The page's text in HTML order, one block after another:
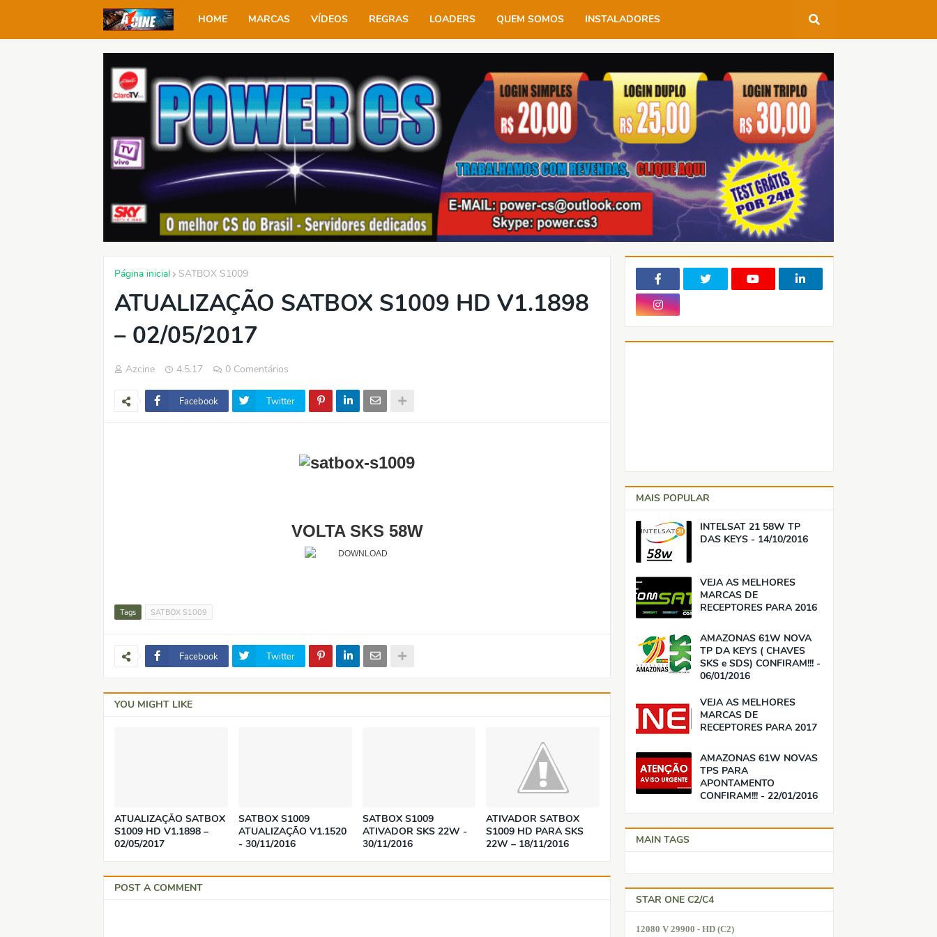
HOME MARCAS VÍDEOS REGRAS LOADERS QUEM SOMOS INSTALADORES
Página inicial SATBOX S1009
ATUALIZAÇÃO SATBOX S1009 HD V1.1898
– 02/05/2017
Azcine 4.5.17 0 Comentários
Facebook Twitter
VOLTA SKS 58W
Tags SATBOX S1009
Facebook Twitter
YOU MIGHT LIKE
ATUALIZAÇÃO SATBOX
S1009 HD V1.1898 –
02/05/2017
SATBOX S1009
ATUALIZAÇÃO V1.1520
- 30/11/2016
SATBOX S1009
ATIVADOR SKS 22W -
30/11/2016
ATIVADOR SATBOX
S1009 HD PARA SKS
22W – 18/11/2016
POST A COMMENT
MAIS POPULAR
INTELSAT 21 58W TP
DAS KEYS - 14/10/2016
VEJA AS MELHORES
MARCAS DE
RECEPTORES PARA 2016
AMAZONAS 61W NOVA
TP DA KEYS ( CHAVES
SKS e SDS) CONFIRAM!!! -
06/01/2016
VEJA AS MELHORES
MARCAS DE
RECEPTORES PARA 2017
AMAZONAS 61W NOVAS
TPS PARA
APONTAMENTO
CONFIRAM!!! - 22/01/2016
MAIN TAGS
STAR ONE C2/C4
12080 V 29900 - HD (C2)